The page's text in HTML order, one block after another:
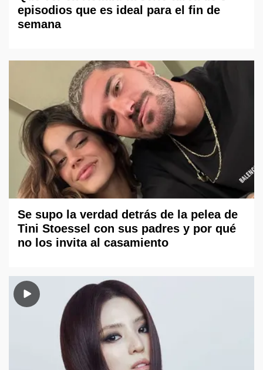
episodios que es ideal para el fin de
semana
Se supo la verdad detrás de la pelea de
Tini Stoessel con sus padres y por qué
no los invita al casamiento